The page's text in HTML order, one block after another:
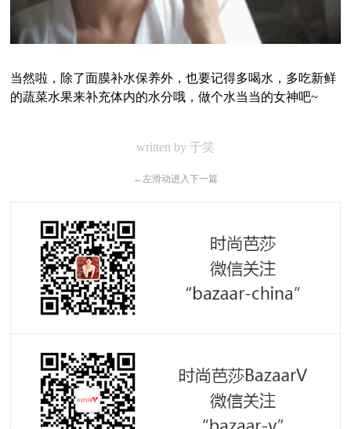
当然啦，除了面膜补水保养外，也要记得多喝水，多吃新鲜
的蔬菜水果来补充体内的水分哦，做个水当当的女神吧~
written by 于笑
← 左滑动进入下一篇